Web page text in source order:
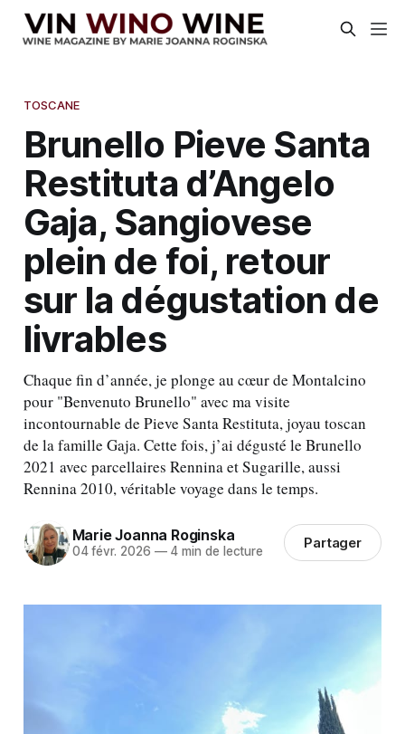
TOSCANE
Brunello Pieve Santa
Restituta d’Angelo
Gaja, Sangiovese
plein de foi, retour
sur la dégustation de
livrables
Chaque fin d’année, je plonge au cœur de Montalcino
pour "Benvenuto Brunello" avec ma visite
incontournable de Pieve Santa Restituta, joyau toscan
de la famille Gaja. Cette fois, j’ai dégusté le Brunello
2021 avec parcellaires Rennina et Sugarille, aussi
Rennina 2010, véritable voyage dans le temps.
Marie Joanna Roginska
04 févr. 2026 —4 min de lecture Partager